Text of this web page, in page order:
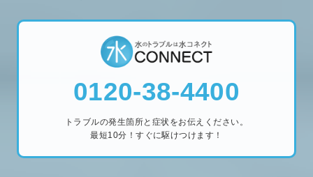
0120-38-4400
トラブルの発生箇所と症状をお伝えください。
最短10分！すぐに駆けつけます！